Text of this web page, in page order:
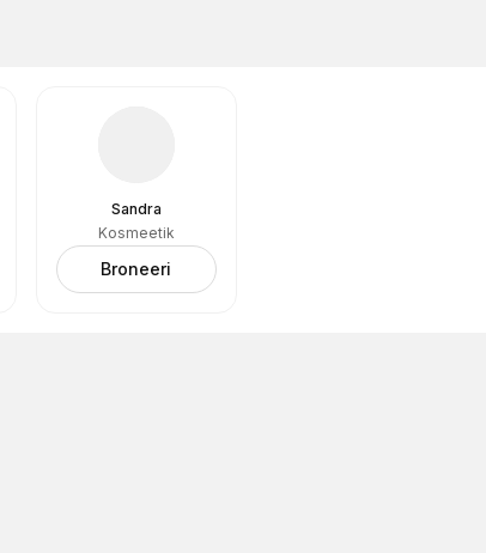
Sandra
Kosmeetik
Broneeri